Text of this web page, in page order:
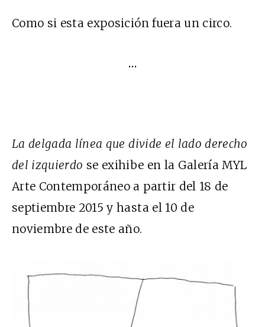
Como si esta exposición fuera un circo.
…
La delgada línea que divide el lado derecho
del izquierdo se exihibe en la Galería MYL
Arte Contemporáneo a partir del 18 de
septiembre 2015 y hasta el 10 de
noviembre de este año.